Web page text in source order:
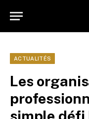
ACTUALITÉS
Les